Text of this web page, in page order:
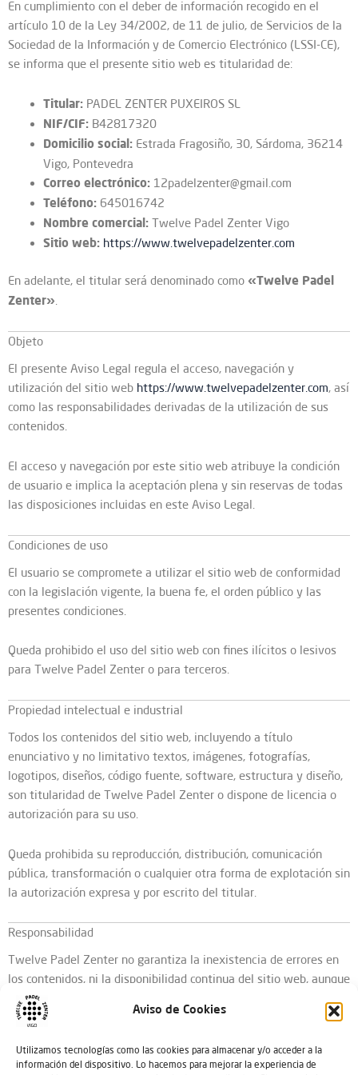
Aviso de Cookies
Utilizamos tecnologías como las cookies para almacenar y/o acceder a la
información del dispositivo. Lo hacemos para mejorar la experiencia de
En cumplimiento con el deber de información recogido en el
artículo 10 de la Ley 34/2002, de 11 de julio, de Servicios de la
Sociedad de la Información y de Comercio Electrónico (LSSI-CE),
se informa que el presente sitio web es titularidad de:
Titular:PADEL ZENTER PUXEIROS SL
NIF/CIF:B42817320
Domicilio social:Estrada Fragosiño, 30, Sárdoma, 36214
Vigo, Pontevedra
Correo electrónico:12padelzenter@gmail.com
Teléfono:645016742
Nombre comercial:Twelve Padel Zenter Vigo
Sitio web: https://www.twelvepadelzenter.com
En adelante, el titular será denominado como «Twelve Padel
Zenter»
Objeto
El presente Aviso Legal regula el acceso, navegación y
utilización del sitio web https://www.twelvepadelzenter.com, así
como las responsabilidades derivadas de la utilización de sus
contenidos.
El acceso y navegación por este sitio web atribuye la condición
de usuario e implica la aceptación plena y sin reservas de todas
las disposiciones incluidas en este Aviso Legal.
Condiciones de uso
El usuario se compromete a utilizar el sitio web de conformidad
con la legislación vigente, la buena fe, el orden público y las
presentes condiciones.
Queda prohibido el uso del sitio web con fines ilícitos o lesivos
para Twelve Padel Zenter o para terceros.
Propiedad intelectual e industrial
Todos los contenidos del sitio web, incluyendo a título
enunciativo y no limitativo textos, imágenes, fotografías,
logotipos, diseños, código fuente, software, estructura y diseño,
son titularidad de Twelve Padel Zenter o dispone de licencia o
autorización para su uso.
Queda prohibida su reproducción, distribución, comunicación
pública, transformación o cualquier otra forma de explotación sin
la autorización expresa y por escrito del titular.
Responsabilidad
Twelve Padel Zenter no garantiza la inexistencia de errores en
los contenidos, ni la disponibilidad continua del sitio web, aunque
realizará todos los esfuerzos razonables para evitarlos y
corregirlos.
El titular no se responsabiliza de: